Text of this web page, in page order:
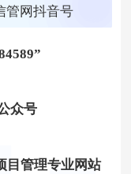
管网抖音号
众号
目管理专业网站